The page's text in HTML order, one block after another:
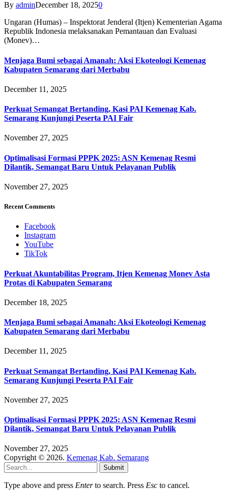
By adminDecember 18, 20250
Ungaran (Humas) – Inspektorat Jenderal (Itjen) Kementerian Agama
Republik Indonesia melaksanakan Pemantauan dan Evaluasi
(Monev)…
Menjaga Bumi sebagai Amanah: Aksi Ekoteologi Kemenag
Kabupaten Semarang dari Merbabu
December 11, 2025
Perkuat Semangat Bertanding, Kasi PAI Kemenag Kab.
Semarang Kunjungi Peserta PAI Fair
November 27, 2025
Optimalisasi Formasi PPPK 2025: ASN Kemenag Resmi
Dilantik, Semangat Baru Untuk Pelayanan Publik
November 27, 2025
Recent Comments
Facebook
Instagram
YouTube
TikTok
Perkuat Akuntabilitas Program, Itjen Kemenag Monev Asta
Protas di Kabupaten Semarang
December 18, 2025
Menjaga Bumi sebagai Amanah: Aksi Ekoteologi Kemenag
Kabupaten Semarang dari Merbabu
December 11, 2025
Perkuat Semangat Bertanding, Kasi PAI Kemenag Kab.
Semarang Kunjungi Peserta PAI Fair
November 27, 2025
Optimalisasi Formasi PPPK 2025: ASN Kemenag Resmi
Dilantik, Semangat Baru Untuk Pelayanan Publik
November 27, 2025
Copyright © 2026. Kemenag Kab. Semarang
Submit
Type above and press Enterto search. Press Esc to cancel.